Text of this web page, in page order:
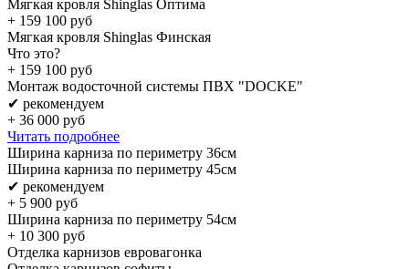
Мягкая кровля Shinglas Оптима
+ 159 100 руб
Мягкая кровля Shinglas Финская
Что это?
+ 159 100 руб
Монтаж водосточной системы ПВХ "DOCKE"
✔ рекомендуем
+ 36 000 руб
Читать подробнее
Ширина карниза по периметру 36см
Ширина карниза по периметру 45см
✔ рекомендуем
+ 5 900 руб
Ширина карниза по периметру 54см
+ 10 300 руб
Отделка карнизов евровагонка